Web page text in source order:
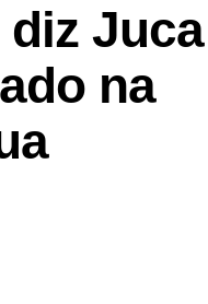
diz Juca
na